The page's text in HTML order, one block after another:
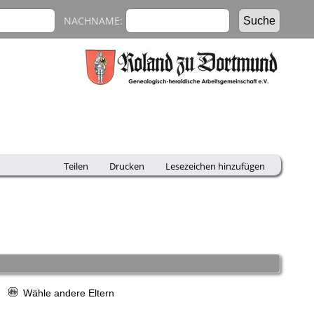
NACHNAME:
Teilen Drucken Lesezeichen hinzufügen
Wähle andere Eltern